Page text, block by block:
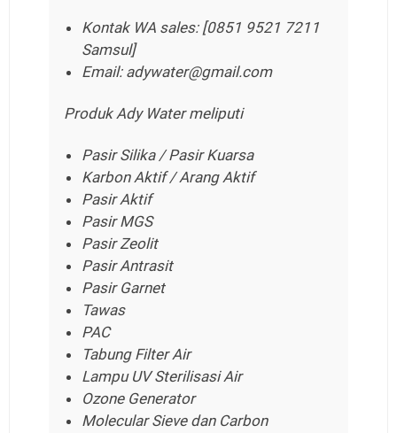
Kontak WA sales: [0851 9521 7211
Samsul]
Email: adywater@gmail.com
Produk Ady Water meliputi
Pasir Silika / Pasir Kuarsa
Karbon Aktif / Arang Aktif
Pasir Aktif
Pasir MGS
Pasir Zeolit
Pasir Antrasit
Pasir Garnet
Tawas
PAC
Tabung Filter Air
Lampu UV Sterilisasi Air
Ozone Generator
Molecular Sieve dan Carbon